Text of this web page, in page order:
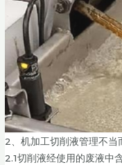
2、机加工切削液管理不当
2.1切削液经使用的废液中